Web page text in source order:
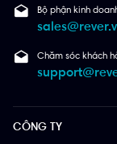
Bộ phận kinh
Chăm sóc khách
CÔNG TY